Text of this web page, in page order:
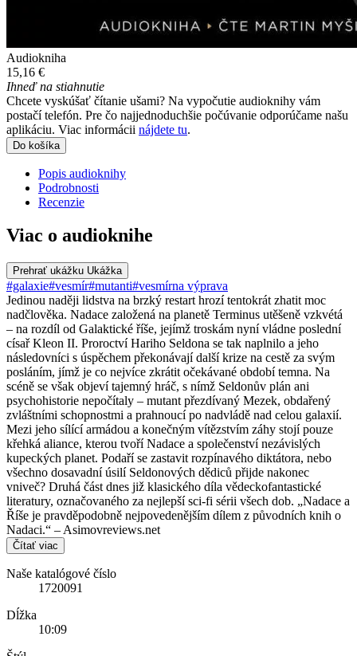
Audiokniha
15,16 €
Ihneď na stiahnutie
Chcete vyskúšať čítanie ušami? Na vypočutie audioknihy vám
postačí telefón. Pre čo najjednoduchšie počúvanie odporúčame našu
aplikáciu. Viac informácii nájdete tu.
Do košíka
Popis audioknihy
Podrobnosti
Recenzie
Viac o audioknihe
Prehrať ukážku Ukážka
#galaxie#vesmír#mutanti#vesmírna výprava
Jedinou naději lidstva na brzký restart hrozí tentokrát zhatit moc
nadčlověka. Nadace založená na planetě Terminus utěšeně vzkvétá
– na rozdíl od Galaktické říše, jejímž troskám nyní vládne poslední
císař Kleon II. Proroctví Hariho Seldona se tak naplnilo a jeho
následovníci s úspěchem překonávají další krize na cestě za svým
posláním, jímž je co nejvíce zkrátit očekávané období temna. Na
scéně se však objeví tajemný hráč, s nímž Seldonův plán ani
psychohistorie nepočítaly – mutant přezdívaný Mezek, obdařený
zvláštními schopnostmi a prahnoucí po nadvládě nad celou galaxií.
Mezi jeho sílící armádou a konečným vítězstvím záhy stojí pouze
křehká aliance, kterou tvoří Nadace a společenství nezávislých
kupeckých planet. Podaří se zastavit rozpínavého diktátora, nebo
všechno dosavadní úsilí Seldonových dědiců přijde nakonec
vniveč? Druhá část dnes již klasického díla vědeckofantastické
literatury, označovaného za nejlepší sci-fi sérii všech dob. „Nadace a
Říše je pravděpodobně nejpovedenějším dílem z původních knih o
Nadaci.“ – Asimovreviews.net
Čítať viac
Naše katalógové číslo
1720091
Dĺžka
10:09